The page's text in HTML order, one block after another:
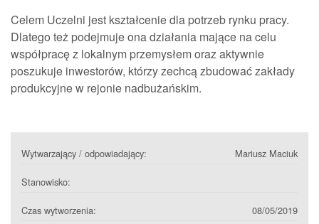
Celem Uczelni jest kształcenie dla potrzeb rynku pracy.
Dlatego też podejmuje ona działania mające na celu
współpracę z lokalnym przemysłem oraz aktywnie
poszukuje inwestorów, którzy zechcą zbudować zakłady
produkcyjne w rejonie nadbużańskim.
Wytwarzający / odpowiadający: Mariusz Maciuk
Stanowisko:
Czas wytworzenia: 08/05/2019